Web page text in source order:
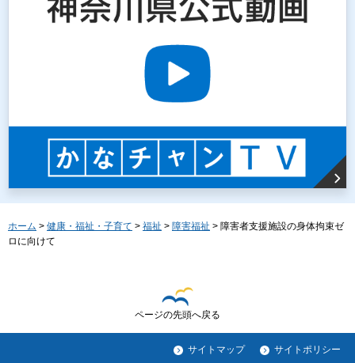
ホーム > 健康・福祉・子育て > 福祉 > 障害福祉 > 障害者支援施設の身体拘束ゼ
ロに向けて
ページの先頭へ戻る
サイトマップ サイトポリシー